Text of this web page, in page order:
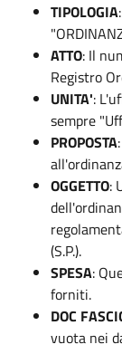
TIPOLOGIA
ATTO: Il
Registro
UNITA':
sempre
PROPOSTA
OGGETTO:
(S.P.).
SPESA:
forniti.
DOC
vuota nei